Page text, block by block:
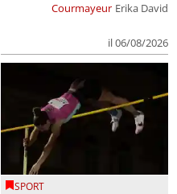
Courmayeur Erika David
il 06/08/2026
SPORT